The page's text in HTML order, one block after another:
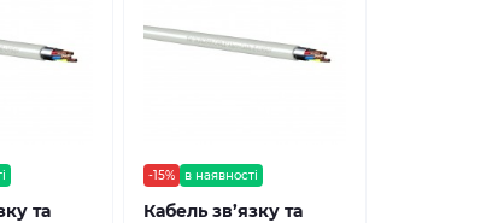
та
-15% в наявності
Кабель зв’язку та